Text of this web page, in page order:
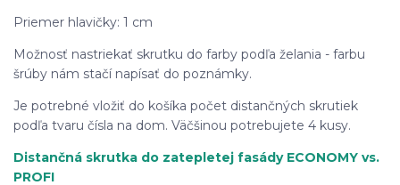
Priemer hlavičky: 1 cm
Možnosť nastriekať skrutku do farby podľa želania - farbu
šrúby nám stačí napísať do poznámky.
Je potrebné vložiť do košíka počet distančných skrutiek
podľa tvaru čísla na dom. Väčšinou potrebujete 4 kusy.
Distančná skrutka do zatepletej fasády ECONOMY vs.
PROFI